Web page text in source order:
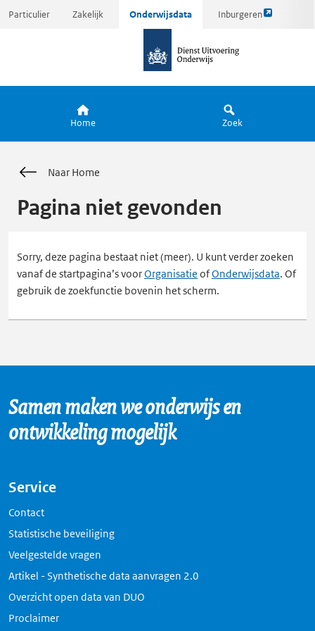
Ga
Particulier Zakelijk Onderwijsdata Inburgeren
Link
pagina
de
Home Zoek
Naar Home
Pagina niet gevonden
Sorry, deze pagina bestaat niet (meer). U kunt verder zoeken
vanaf de startpagina’s voorOrganisatie ofOnderwijsdata. Of
gebruik de zoekfunctie bovenin het scherm.
Samen maken we onderwijs en
ontwikkeling mogelijk
Service
Contact
Statistische beveiliging
Veelgestelde vragen
Artikel - Synthetische data aanvragen 2.0
Overzicht open data van DUO
Proclaimer